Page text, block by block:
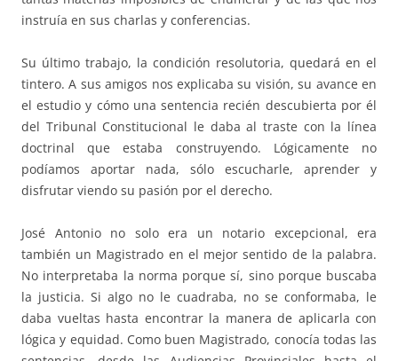
instruía en sus charlas y conferencias.
Su último trabajo, la condición resolutoria, quedará en el
tintero. A sus amigos nos explicaba su visión, su avance en
el estudio y cómo una sentencia recién descubierta por él
del Tribunal Constitucional le daba al traste con la línea
doctrinal que estaba construyendo. Lógicamente no
podíamos aportar nada, sólo escucharle, aprender y
disfrutar viendo su pasión por el derecho.
José Antonio no solo era un notario excepcional, era
también un Magistrado en el mejor sentido de la palabra.
No interpretaba la norma porque sí, sino porque buscaba
la justicia. Si algo no le cuadraba, no se conformaba, le
daba vueltas hasta encontrar la manera de aplicarla con
lógica y equidad. Como buen Magistrado, conocía todas las